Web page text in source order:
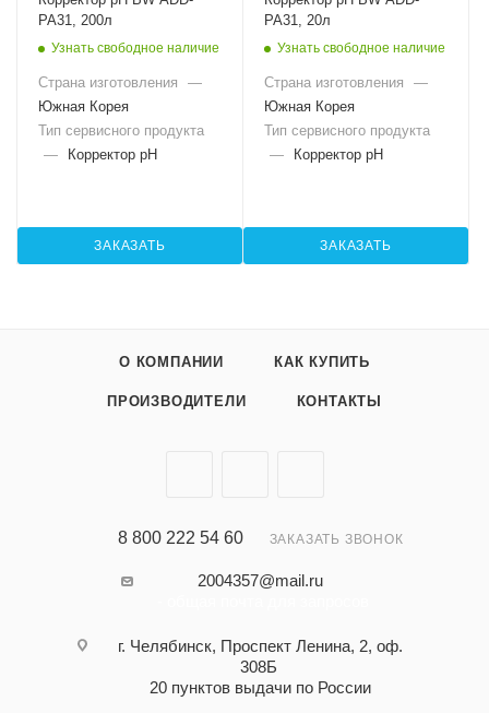
PA31, 200л
Узнать свободное наличие
Страна изготовления
—
Южная Корея
Тип сервисного продукта
—
Корректор pH
ЗАКАЗАТЬ
PA31, 20л
Узнать свободное наличие
Страна изготовления
—
Южная Корея
Тип сервисного продукта
—
Корректор pH
ЗАКАЗАТЬ
О КОМПАНИИ КАК КУПИТЬ
ПРОИЗВОДИТЕЛИ КОНТАКТЫ
8 800 222 54 60 ЗАКАЗАТЬ ЗВОНОК
2004357@mail.ru
г. Челябинск, Проспект Ленина, 2, оф.
308Б
20 пунктов выдачи по России